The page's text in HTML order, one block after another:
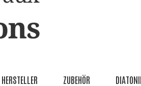
HERSTELLER ZUBEHÖR